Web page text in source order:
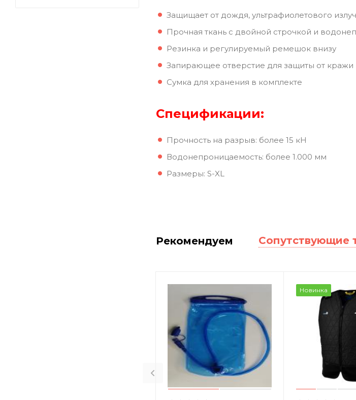
Защищает от дождя, ультрафиолетового
Прочная ткань с двойной строчкой и
Резинка и регулируемый ремешок внизу
Запирающее отверстие для защиты от кражи
Сумка для хранения в комплекте
Спецификации:
Прочность на разрыв: более 15 кН
Водонепроницаемость: более 1.000 мм
Размеры: S-XL
Рекомендуем Сопутствующие
Новинка